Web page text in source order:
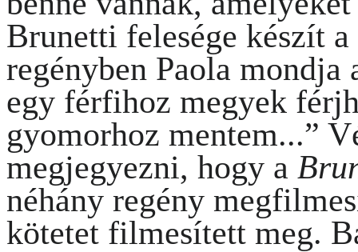
Brunetti felesége készít
regényben Paola
egy férfihoz megyek
gyomorhoz mentem...”
megjegyezni, hogy a
néhány regény
kötetet filmesített meg.